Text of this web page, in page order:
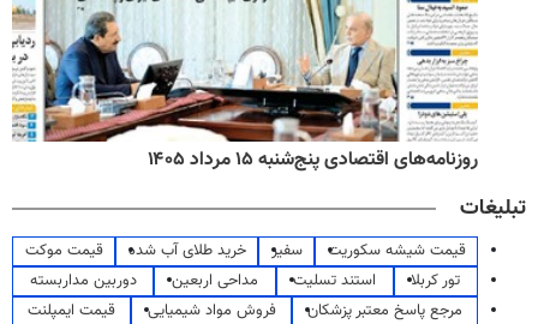
روزنامه‌های اقتصادی پنج‌شنبه ۱۵ مرداد ۱۴۰۵
تبلیغات
قیمت شیشه سکوریت سفیر خرید طلای آب شده
قیمت موکت
تور کربلا
استند تسلیت مداحی اربعین
دوربین مداربسته
مرجع پاسخ معتبر پزشکان
فروش مواد شیمیایی
قیمت ایمپلنت